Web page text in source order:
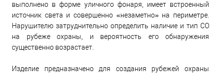
выполнено в форме уличного фонаря, имеет встроенный
источник света и совершенно «незаметно» на периметре.
Нарушителю затруднительно определить наличие и тип СО
на рубеже охраны, и вероятность его обнаружения
существенно возрастает.
Изделие предназначено для создания рубежей охраны